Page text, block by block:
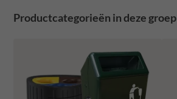
Productcategorieën in deze groep